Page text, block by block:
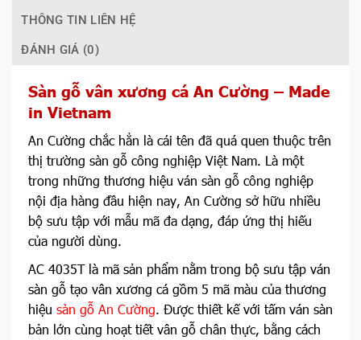
THÔNG TIN LIÊN HỆ
ĐÁNH GIÁ (0)
Sàn gỗ vân xương cá An Cường – Made
in Vietnam
An Cường chắc hẳn là cái tên đã quá quen thuộc trên
thị trường sàn gỗ công nghiệp Việt Nam. Là một
trong những thương hiệu ván sàn gỗ công nghiệp
nội địa hàng đầu hiện nay, An Cường sở hữu nhiều
bộ sưu tập với mẫu mã đa dạng, đáp ứng thị hiếu
của người dùng.
AC 4035T là mã sản phẩm nằm trong bộ sưu tập ván
sàn gỗ tạo vân xương cá gồm 5 mã màu của thương
hiệu sàn gỗ An Cường. Được thiết kế với tấm ván sàn
bản lớn cùng hoạt tiết vân gỗ chân thực, bằng cách